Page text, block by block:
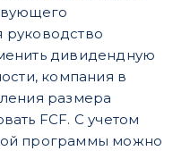
руководство
дивидендную
компания в
размера
FCF. С учетом
программы можно